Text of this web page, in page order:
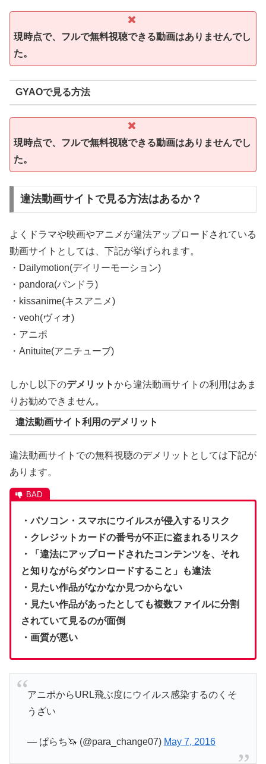
現時点で、フルで無料視聴できる動画はありませんでし
た。
GYAOで見る方法
現時点で、フルで無料視聴できる動画はありませんでし
た。
違法動画サイトで見る方法はあるか？
よくドラマや映画やアニメが違法アップロードされている
動画サイトとしては、下記が挙げられます。
・Dailymotion(デイリーモーション)
・pandora(パンドラ)
・kissanime(キスアニメ)
・veoh(ヴィオ)
・アニポ
・Anituite(アニチューブ)
しかし以下のデメリットから違法動画サイトの利用はあま
りお勧めできません。
違法動画サイト利用のデメリット
違法動画サイトでの無料視聴のデメリットとしては下記が
あります。
・パソコン・スマホにウイルスが侵入するリスク
・クレジットカードの番号が不正に盗まれるリスク
・「違法にアップロードされたコンテンツを、それ
と知りながらダウンロードすること」も違法
・見たい作品がなかなか見つからない
・見たい作品があったとしても複数ファイルに分割
されていて見るのが面倒
・画質が悪い
アニポからURL飛ぶ度にウイルス感染するのくそ
うざい
— ぱらち🦄 (@para_change07) May 7, 2016